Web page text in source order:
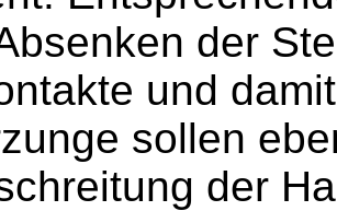
der
und
sollen
der